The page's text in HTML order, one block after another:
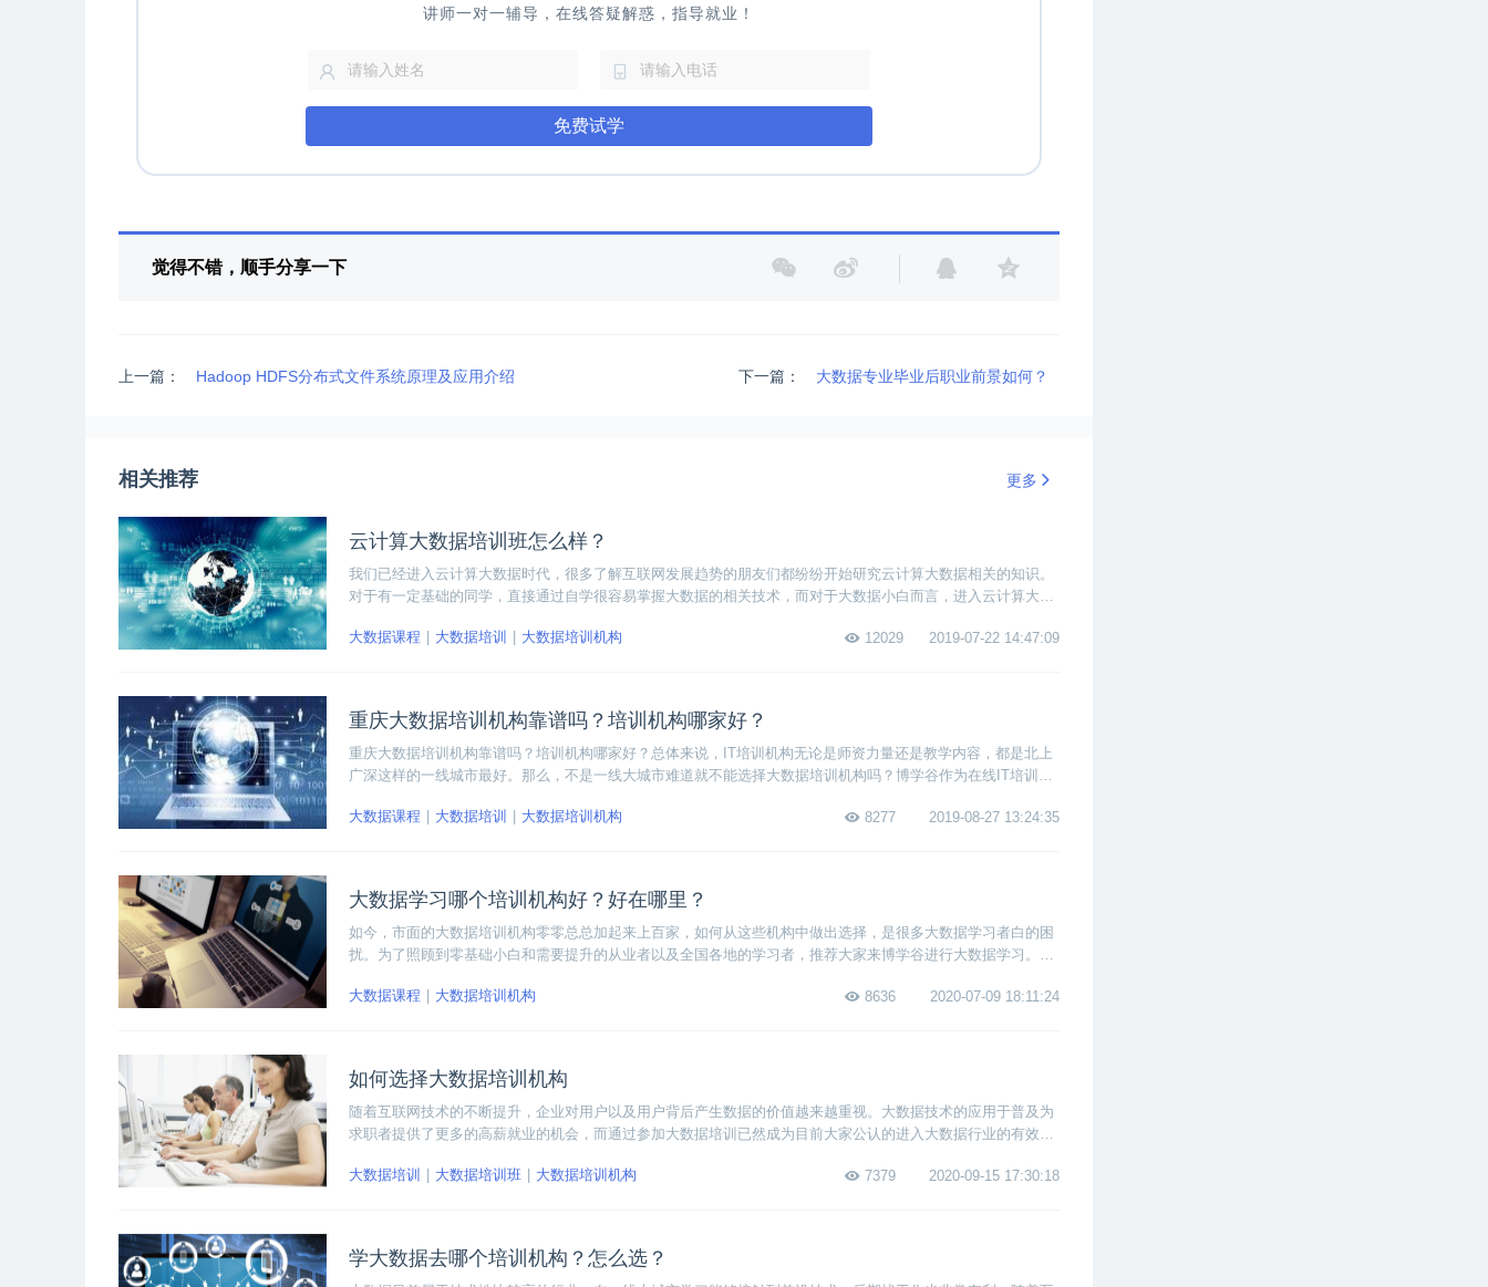
讲师一对一辅导，在线答疑解惑，指导就业！
免费试学
觉得不错，顺手分享一下
上一篇： Hadoop HDFS分布式文件系统原理及应用介绍 下一篇： 大数据专业毕业后职业前景如何？
相关推荐 更多
云计算大数据培训班怎么样？
我们已经进入云计算大数据时代，很多了解互联网发展趋势的朋友们都纷纷开始研究云计算大数据相关的知识。
对于有一定基础的同学，直接通过自学很容易掌握大数据的相关技术，而对于大数据小白而言，进入云计算大数
12029
2019-07-22 14:47:09
大数据课程 大数据培训 大数据培训机构
重庆大数据培训机构靠谱吗？培训机构哪家好？
重庆大数据培训机构靠谱吗？培训机构哪家好？总体来说，IT培训机构无论是师资力量还是教学内容，都是北上
广深这样的一线城市最好。那么，不是一线大城市难道就不能选择大数据培训机构吗？博学谷作为在线IT培训机
都能学到大数据最新的课程内容。
8277 2019-08-27 13:24:35
大数据课程 大数据培训 大数据培训机构
大数据学习哪个培训机构好？好在哪里？
如今，市面的大数据培训机构零零总总加起来上百家，如何从这些机构中做出选择，是很多大数据学习者白的困
扰。为了照顾到零基础小白和需要提升的从业者以及全国各地的学习者，推荐大家来博学谷进行大数据学习。那
8636
2020-07-09 18:11:24
大数据课程 大数据培训机构
如何选择大数据培训机构
随着互联网技术的不断提升，企业对用户以及用户背后产生数据的价值越来越重视。大数据技术的应用于普及为
求职者提供了更多的高薪就业的机会，而通过参加大数据培训已然成为目前大家公认的进入大数据行业的有效途
构？成为首要解决的问题。
7379 2020-09-15 17:30:18
大数据培训 大数据培训班 大数据培训机构
学大数据去哪个培训机构？怎么选？